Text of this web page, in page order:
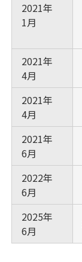
2021年
1月
2021年
4月
2021年
4月
2021年
6月
2022年
6月
2025年
6月